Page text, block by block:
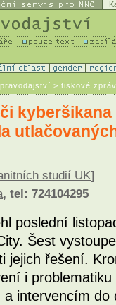
> tiskové
studií UK]
, tel: 724104295
poslední
Šest
jejich řešení.
i
a intervencím